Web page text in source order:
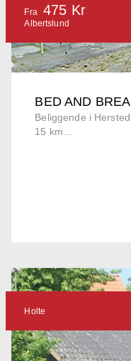
BED AND
Beliggende i
15 km...
Fra 475 Kr
Albertslund
Holte